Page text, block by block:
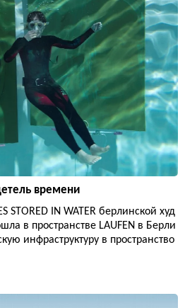
времени
STORED IN WATER берлинской худ
в пространстве LAUFEN в Берли
инфраструктуру в пространство